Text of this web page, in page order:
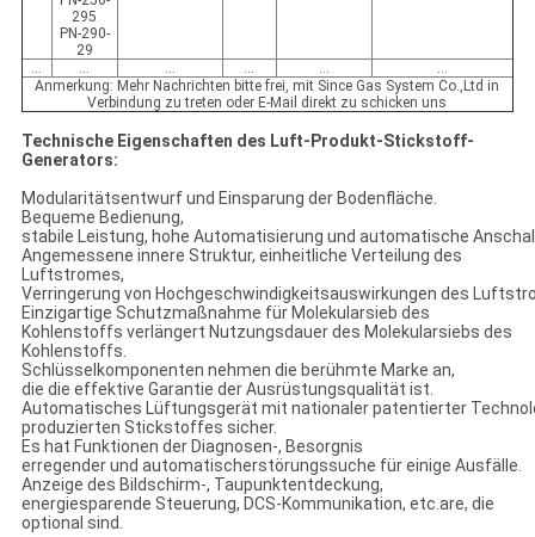
295
PN-290-
29
…
… … … …
…
Anmerkung: Mehr Nachrichten bitte frei, mit Since Gas System Co.,Ltd in
Verbindung zu treten oder E-Mail direkt zu schicken uns
Technische Eigenschaften des Luft-Produkt-Stickstoff-
Generators:
Modularitätsentwurf und Einsparung der Bodenfläche.
Bequeme Bedienung,
stabile Leistung, hohe Automatisierung und automatische
Angemessene innere Struktur, einheitliche Verteilung des
Luftstromes,
Verringerung von Hochgeschwindigkeitsauswirkungen des
Einzigartige Schutzmaßnahme für Molekularsieb des
Kohlenstoffs verlängert Nutzungsdauer des Molekularsiebs des
Kohlenstoffs.
Schlüsselkomponenten nehmen die berühmte Marke an,
die die effektive Garantie der Ausrüstungsqualität ist.
Automatisches Lüftungsgerät mit nationaler patentierter
produzierten Stickstoffes sicher.
Es hat Funktionen der Diagnosen-, Besorgnis
erregender und automatischerstörungssuche für einige Ausfälle.
Anzeige des Bildschirm-, Taupunktentdeckung,
energiesparende Steuerung, DCS-Kommunikation, etc.are, die
optional sind.